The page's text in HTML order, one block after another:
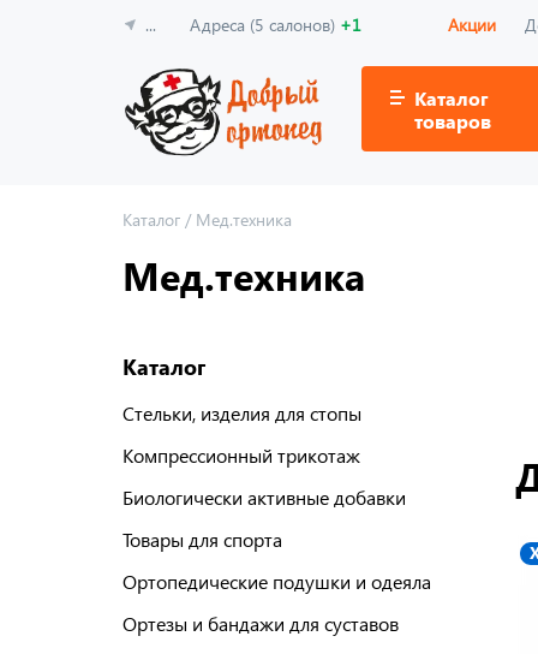
... Адреса (5 салонов) +1 Акции
Каталог
товаров
Каталог / Мед.техника
Мед.техника
Каталог
Стельки, изделия для стопы
Компрессионный трикотаж
Биологически активные добавки
Товары для спорта
Ортопедические подушки и одеяла
Ортезы и бандажи для суставов